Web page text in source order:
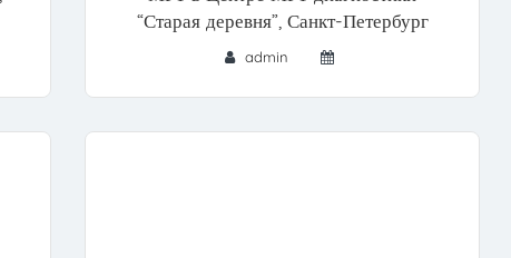
“Старая деревня”, Санкт-Петербург
admin